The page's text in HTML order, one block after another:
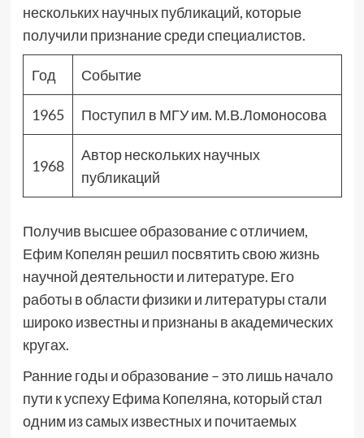
нескольких научных публикаций, которые
получили признание среди специалистов.
Год Событие
1965 Поступил в МГУ им. М.В.Ломоносова
1968
Автор нескольких научных
публикаций
Получив высшее образование с отличием,
Ефим Копелян решил посвятить свою жизнь
научной деятельности и литературе. Его
работы в области физики и литературы стали
широко известны и признаны в академических
кругах.
Ранние годы и образование – это лишь начало
пути к успеху Ефима Копеляна, который стал
одним из самых известных и почитаемых